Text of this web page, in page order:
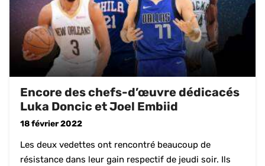
Encore des chefs-d’œuvre dédicacés
Luka Doncic et Joel Embiid
18 février 2022
Les deux vedettes ont rencontré beaucoup de
résistance dans leur gain respectif de jeudi soir. Ils